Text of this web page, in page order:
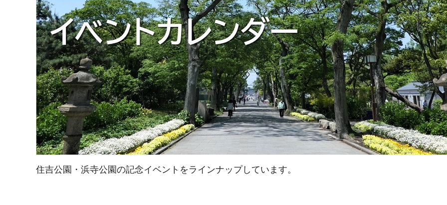
住吉公園・浜寺公園の記念イベントをラインナップしています。